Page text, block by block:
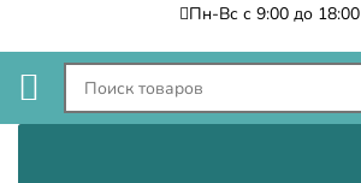
Пн-Вс с 9:00 до 18:00